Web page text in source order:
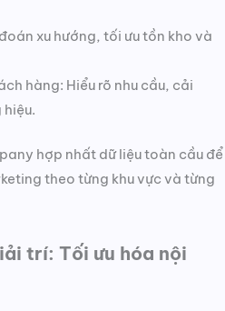
xu hướng, tối ưu tồn kho và
hàng: Hiểu rõ nhu cầu, cải
hợp nhất dữ liệu toàn cầu để
theo từng khu vực và từng
trí: Tối ưu hóa nội